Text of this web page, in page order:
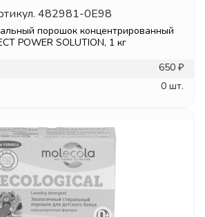
482981-0E98
порошок концентрированный
POWER SOLUTION, 1 кг
650 ₽
0 шт.